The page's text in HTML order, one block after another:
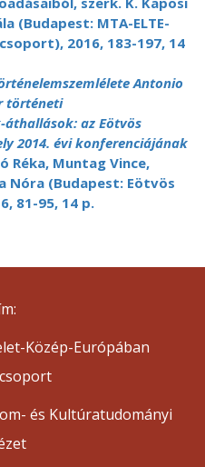
(Budapest: MTA-ELTE-
2016, 183-197, 14
Antonio
történeti
áthallások: az Eötvös
2014. évi konferenciájának
Réka, Muntag Vince,
Nóra (Budapest: Eötvös
81-95, 14 p.
Közép-Európában
és Kultúratudományi